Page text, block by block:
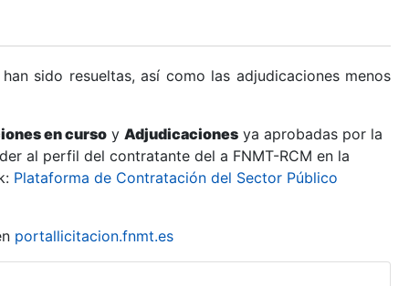
sido resueltas, así como las adjudicaciones menos
en curso y Adjudicaciones ya aprobadas por la
al perfil del contratante del a FNMT-RCM en la
Plataforma de Contratación del Sector Público
portallicitacion.fnmt.es